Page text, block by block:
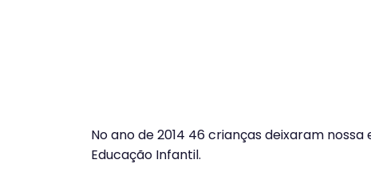
No ano de 2014 46 crianças deixaram
Educação Infantil.